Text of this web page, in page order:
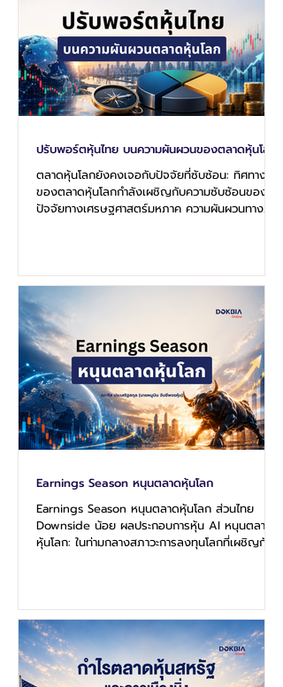
ขึ้นทำสถิติสูงสุดเป็นประวัติการ
ปรับพอร์ตหุ้นไทย บนความผันผวนของตลาดหุ้นโลก
ตลาดหุ้นโลกยังคงเจอกับปัจจัยที่ซับซ้อน: ทิศทาง
ของตลาดหุ้นโลกกำลังเผชิญกับความซับซ้อนของ
ปัจจัยทางเศรษฐศาสตร์มหภาค ความผันผวนทาง
(Risk-off Sentiment) อย่างรุนแรง ซึ่งถูกขับ
เคลื่อนด้วยแรงกดดันจากการพุ่งขึ้นของอัตราผล
ตอบแทนพันธบัตรรัฐบาลสหรัฐอเมริกาที่ทะยานแตะ
ระดับสูงสุดนับตั้งแต่วิกฤตการเงินโลกในปี 2551
ประกอบกับความกังวลที่ทวีความรุนแรงขึ้นเก
Earnings Season หนุนตลาดหุ้นโลก
Earnings Season หนุนตลาดหุ้นโลก ส่วนไทย
Downside น้อย ผลประกอบการหุ้น AI หนุนตลาด
หุ้นโลก: ในท่ามกลางสภาวะการลงทุนโลกที่เผชิญกับ
เป็น "จุดเปลี่ยนสำคัญ" (Crucial Pivot) ทั้งนี้การพุ่ง
ทะยานของดัชนีกลุ่มเทคโนโลยีในสหรัฐและญี่ปุ่นจนทำ
สถิติสูงสุดใหม่เป็นประวัติการณ์ สวนทางกับ
บรรยากาศความตึงเครียดในช่องแคบฮอร์มุซที่ทวี
ความรุนแรงขึ้น...